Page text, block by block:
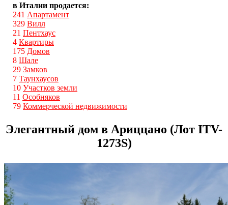
в Италии продается:
241 Апартамент
329 Вилл
21 Пентхаус
4 Квартиры
175 Домов
8 Шале
29 Замков
7 Таунхаусов
10 Участков земли
11 Особняков
79 Коммерческой недвижимости
Элегантный дом в Ариццано (Лот ITV-
1273S)